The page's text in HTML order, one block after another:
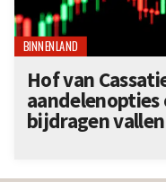
BINNENLAND
Hof van
aandelenopties
bijdragen vallen